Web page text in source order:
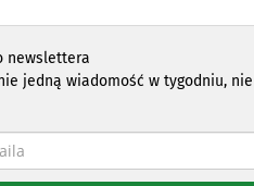
newslettera
jedną wiadomość w tygodniu,